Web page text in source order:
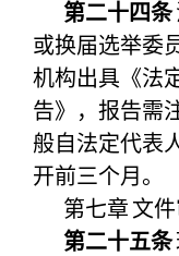
第二十四条
或换届选举委
机构出具《法
告》，报告需
般自法定代表
开前三个月。
第七章 文
第二十五条